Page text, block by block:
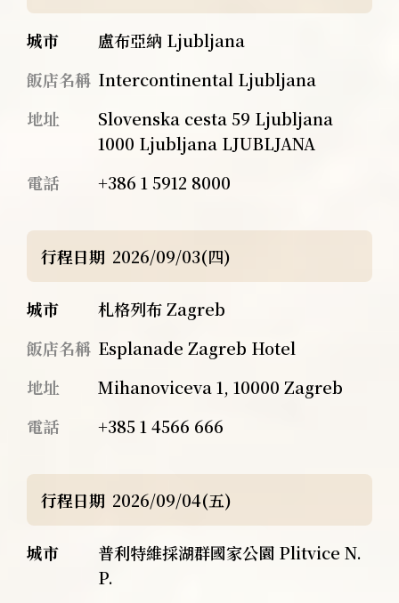
城市
盧布亞納 Ljubljana
飯店名稱 Intercontinental Ljubljana
地址
Slovenska cesta 59 Ljubljana
1000 Ljubljana LJUBLJANA
電話
+386 1 5912 8000
行程日期 2026/09/03(四)
城市
札格列布 Zagreb
飯店名稱 Esplanade Zagreb Hotel
地址
Mihanoviceva 1, 10000 Zagreb
電話
+385 1 4566 666
行程日期 2026/09/04(五)
城市
普利特維採湖群國家公園 Plitvice N.
P.